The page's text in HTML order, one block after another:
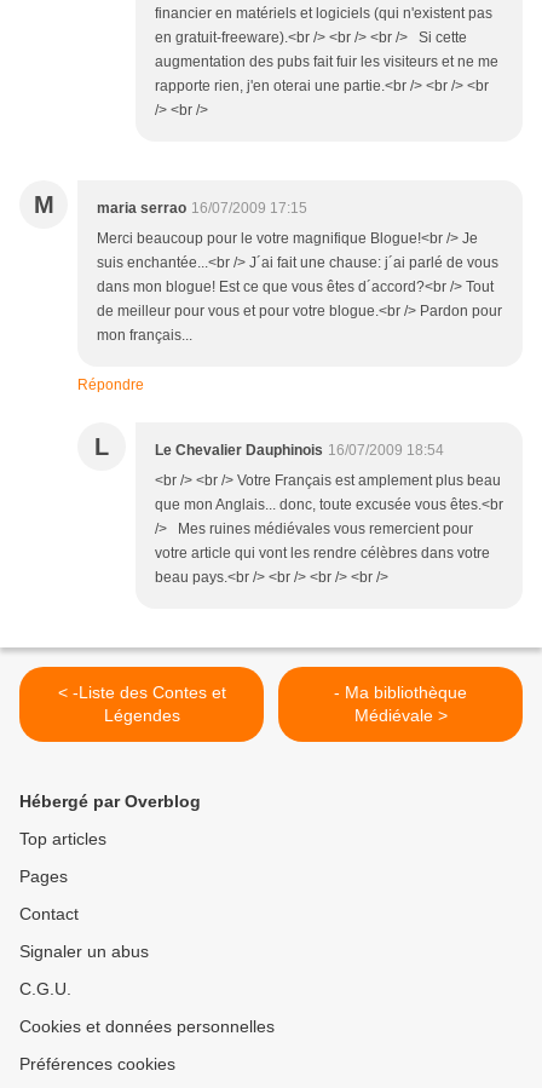
financier en matériels et logiciels (qui n'existent pas
en gratuit-freeware).<br /> <br /> <br /> Si cette
augmentation des pubs fait fuir les visiteurs et ne me
rapporte rien, j'en oterai une partie.<br /> <br /> <br
/> <br />
M maria serrao 16/07/2009 17:15
Merci beaucoup pour le votre magnifique Blogue!<br /> Je
suis enchantée...<br /> J´ai fait une chause: j´ai parlé de vous
dans mon blogue! Est ce que vous êtes d´accord?<br /> Tout
de meilleur pour vous et pour votre blogue.<br /> Pardon pour
mon français...
Répondre
L Le Chevalier Dauphinois 16/07/2009 18:54
<br /> <br /> Votre Français est amplement plus beau
que mon Anglais... donc, toute excusée vous êtes.<br
/> Mes ruines médiévales vous remercient pour
votre article qui vont les rendre célèbres dans votre
beau pays.<br /> <br /> <br /> <br />
< -Liste des Contes et
Légendes
- Ma bibliothèque
Médiévale >
Hébergé par Overblog
Top articles
Pages
Contact
Signaler un abus
C.G.U.
Cookies et données personnelles
Préférences cookies